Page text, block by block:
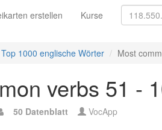
erstellen Kurse
Top 1000 englische Wörter Most
verbs 51 -
50 Datenblatt VocApp